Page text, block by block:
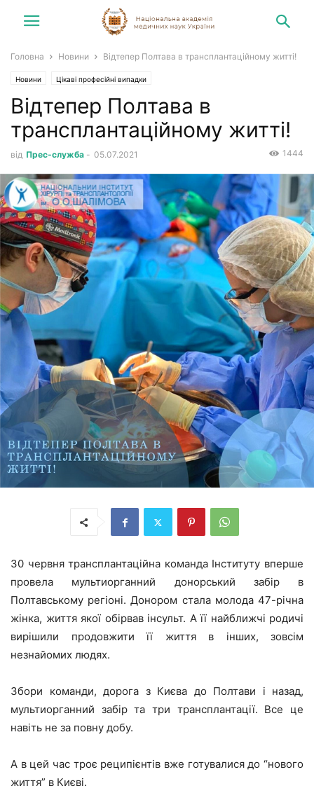
Головна Новини Відтепер Полтава в трансплантаційному житті!
Новини Цікаві професійні випадки
Відтепер Полтава в
трансплантаційному житті!
від Прес-служба - 05.07.2021 1444
30 червня трансплантаційна команда Інституту вперше
провела мультиорганний донорський забір в
Полтавському регіоні. Донором стала молода 47-річна
жінка, життя якої обірвав інсульт. А її найближчі родичі
вирішили продовжити її життя в інших, зовсім
незнайомих людях.
Збори команди, дорога з Києва до Полтави і назад,
мультиорганний забір та три трансплантації. Все це
навіть не за повну добу.
А в цей час троє реципієнтів вже готувалися до “нового
життя” в Києві.